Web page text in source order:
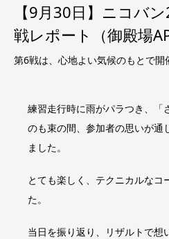
【9月30日】ニコバ
戦レポート（御殿場
第6戦は、心地よい気候のもとで開
練習走行時に雨がパラつき、「
のも束の間、参加者の思いが通
ました。
とても楽しく、テクニカルなコ
た。
当日を振り返り、リザルトで想